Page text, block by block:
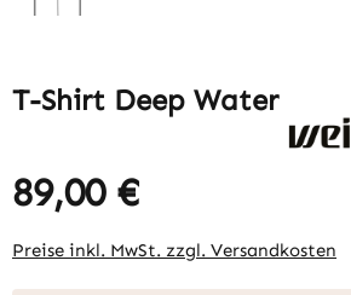
T-Shirt Deep Water
Regulärer Preis:
89,00 €
Preise inkl. MwSt. zzgl. Versandkosten